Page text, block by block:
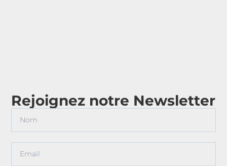
Rejoignez notre Newsletter